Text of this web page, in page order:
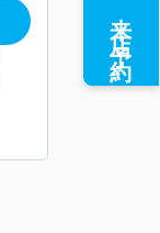
来店予約